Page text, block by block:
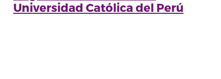
Universidad Católica del Perú